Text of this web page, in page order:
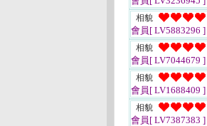
相貌
會員[ LV5883296 ]
相貌
會員[ LV7044679 ]
相貌
會員[ LV1688409 ]
相貌
會員[ LV7387383 ]